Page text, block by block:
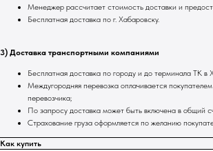
Менеджер рассчитает стоимость доставки и
Бесплатная доставка по г. Хабаровску.
3) Доставка транспортными компаниями
Бесплатная доставка по городу и до терминала ТК в
Междугородняя перевозка оплачивается
перевозчика;
По запросу доставка может быть включена в общий
Страхование груза оформляется по желанию
Как купить